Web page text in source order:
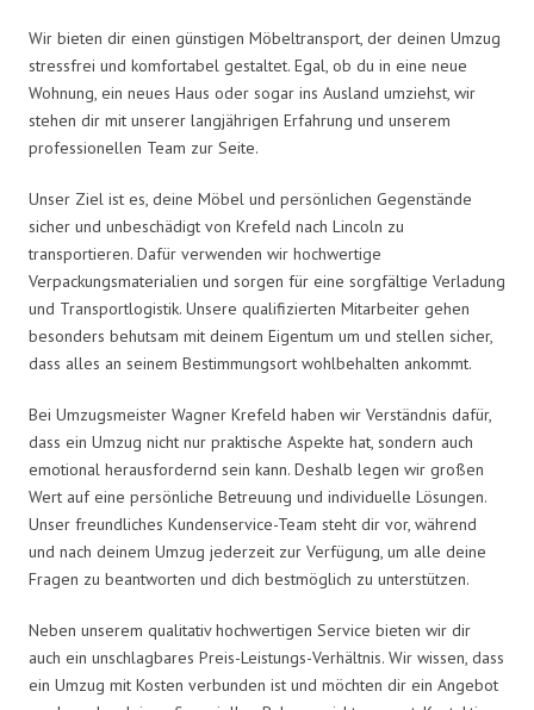
Wir bieten dir einen günstigen Möbeltransport, der deinen Umzug
stressfrei und komfortabel gestaltet. Egal, ob du in eine neue
Wohnung, ein neues Haus oder sogar ins Ausland umziehst, wir
stehen dir mit unserer langjährigen Erfahrung und unserem
professionellen Team zur Seite.
Unser Ziel ist es, deine Möbel und persönlichen Gegenstände
sicher und unbeschädigt von Krefeld nach Lincoln zu
transportieren. Dafür verwenden wir hochwertige
Verpackungsmaterialien und sorgen für eine sorgfältige Verladung
und Transportlogistik. Unsere qualifizierten Mitarbeiter gehen
besonders behutsam mit deinem Eigentum um und stellen sicher,
dass alles an seinem Bestimmungsort wohlbehalten ankommt.
Bei Umzugsmeister Wagner Krefeld haben wir Verständnis dafür,
dass ein Umzug nicht nur praktische Aspekte hat, sondern auch
emotional herausfordernd sein kann. Deshalb legen wir großen
Wert auf eine persönliche Betreuung und individuelle Lösungen.
Unser freundliches Kundenservice-Team steht dir vor, während
und nach deinem Umzug jederzeit zur Verfügung, um alle deine
Fragen zu beantworten und dich bestmöglich zu unterstützen.
Neben unserem qualitativ hochwertigen Service bieten wir dir
auch ein unschlagbares Preis-Leistungs-Verhältnis. Wir wissen, dass
ein Umzug mit Kosten verbunden ist und möchten dir ein Angebot